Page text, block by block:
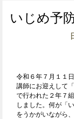
いじめ予
令和６年７月１１
講師にお迎えして
で行われた２年７
しました。何が「
をうかがいながら